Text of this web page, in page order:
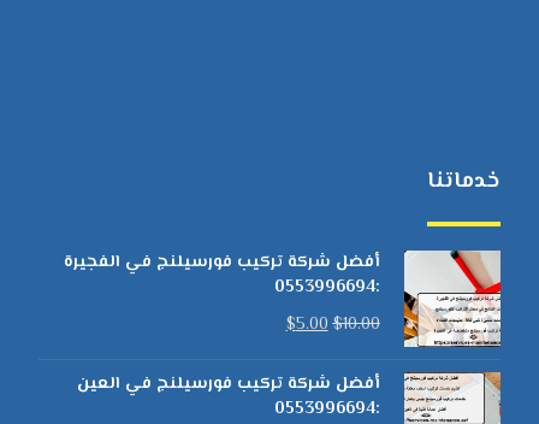
خدماتنا
أفضل شركة تركيب فورسيلنج في الفجيرة
:0553996694
$10.00
$5.00
أفضل شركة تركيب فورسيلنج في العين
:0553996694